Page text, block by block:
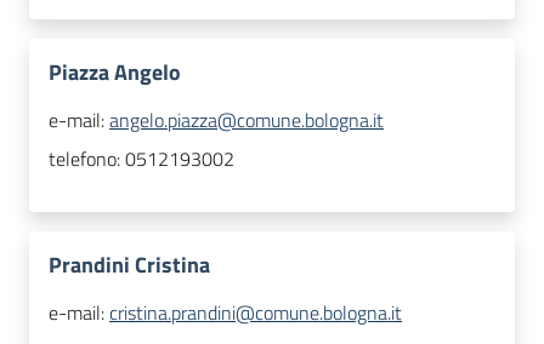
Piazza Angelo
e-mail:angelo.piazza@comune.bologna.it
telefono:0512193002
Prandini Cristina
e-mail:cristina.prandini@comune.bologna.it